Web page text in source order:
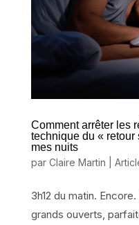
Comment arrêter les
technique du «
mes nuits
par Claire Martin
3h12 du matin.
grands ouverts,